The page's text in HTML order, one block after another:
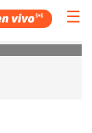
☰